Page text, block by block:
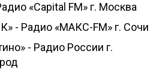
«Capital FM» г. Москва
- Радио «МАКС-FM» г. Сочи
- Радио России г.